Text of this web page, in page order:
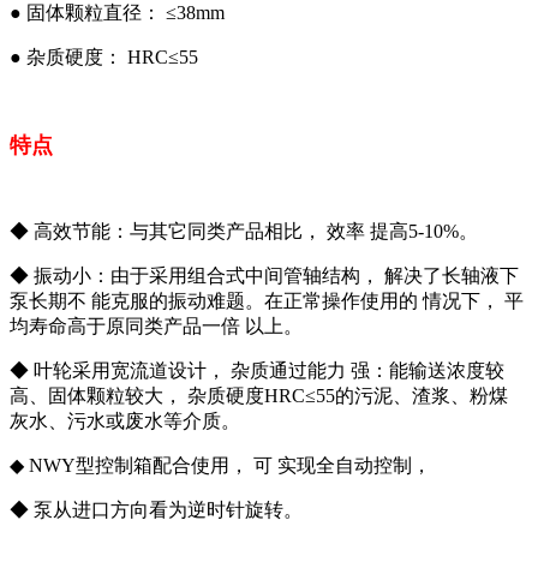
● 固体颗粒直径： ≤38mm
● 杂质硬度： HRC≤55
特点
◆ 高效节能：与其它同类产品相比， 效率 提高5-10%。
◆ 振动小：由于采用组合式中间管轴结构， 解决了长轴液下
泵长期不 能克服的振动难题。在正常操作使用的 情况下， 平
均寿命高于原同类产品一倍 以上。
◆ 叶轮采用宽流道设计， 杂质通过能力 强：能输送浓度较
高、固体颗粒较大， 杂质硬度HRC≤55的污泥、渣浆、粉煤
灰水、污水或废水等介质。
◆ NWY型控制箱配合使用， 可 实现全自动控制，
◆ 泵从进口方向看为逆时针旋转。